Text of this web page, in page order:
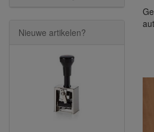
Nieuwe artikelen?